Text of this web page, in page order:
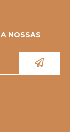
NOSSAS